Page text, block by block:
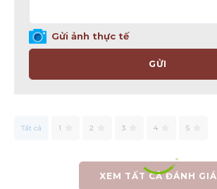
Gửi ảnh thực tế
GỬI
Tất cả 1 2 3 4 5
XEM TẤT CẢ ĐÁNH GIÁ